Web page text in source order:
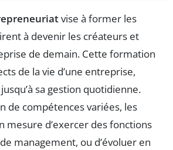
vise à former les
à devenir les créateurs et
de demain. Cette formation
de la vie d’une entreprise,
sa gestion quotidienne.
de compétences variées, les
mesure d’exercer des fonctions
management, ou d’évoluer en